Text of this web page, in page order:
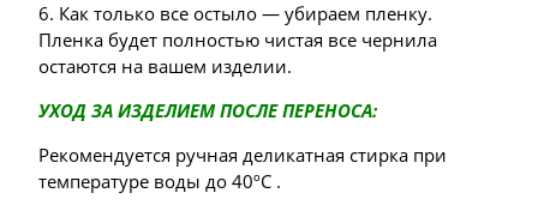
6. Как только все остыло — убираем пленку.
Пленка будет полностью чистая все чернила
остаются на вашем изделии.
УХОД ЗА ИЗДЕЛИЕМ ПОСЛЕ ПЕРЕНОСА:
Рекомендуется ручная деликатная стирка при
температуре воды до 40ºС .